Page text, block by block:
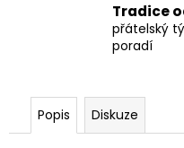
Tradice
přátelský
poradí
Popis Diskuze